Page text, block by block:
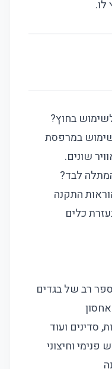
לו.
בחוץ?
במרפסת
שונים.
לבד?
התקנה
כלים
רב של בגדים
סדינים ועוד
וחיצוני